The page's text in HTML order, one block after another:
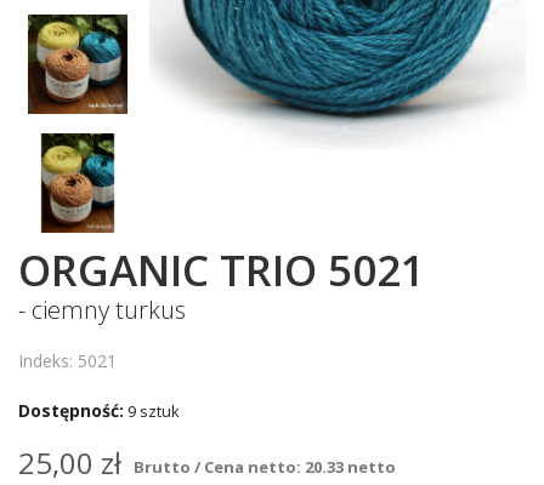
ORGANIC TRIO 5021
- ciemny turkus
Indeks: 5021
Dostępność: 9 sztuk
25,00 zł Brutto / Cena netto: 20.33 netto